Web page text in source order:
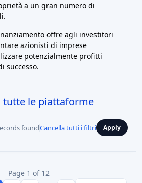
a un gran numero di
offre agli investitori
azionisti di imprese
potenzialmente profitti
successo.
tutte le piattaforme
foundCancella tutti i filtri Apply
Page 1 of 12